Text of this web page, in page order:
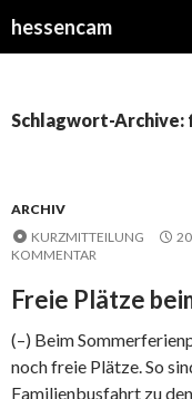
hessencam
Schlagwort-
ARCHIV
KURZMITTEILUNG
KOMMENTAR
Freie Plätze
(–) Beim
noch freie Plätze. So
Familienbusfahrt zu